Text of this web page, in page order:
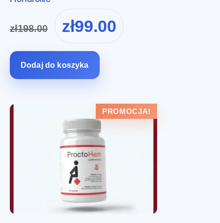
zł198.00
Pierwotna
cena
wynosiła:
zł99.00
cena
Dodaj do koszyka
PROMOCJA!